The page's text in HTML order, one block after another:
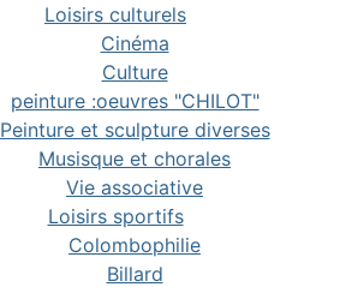
Loisirs culturels
Cinéma
Culture
peinture :oeuvres "CHILOT"
Peinture et sculpture diverses
Musisque et chorales
Vie associative
Loisirs sportifs
Colombophilie
Billard